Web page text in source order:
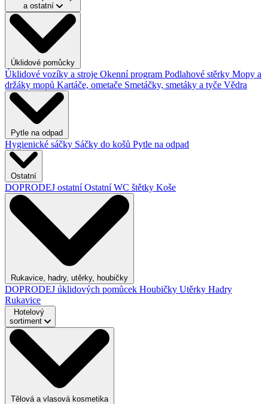
a ostatní
Úklidové pomůcky
Úklidové vozíky a stroje Okenní program Podlahové stěrky Mopy a
držáky mopů Kartáče, ometače Smetáčky, smetáky a tyče Vědra
Pytle na odpad
Hygienické sáčky Sáčky do košů Pytle na odpad
Ostatní
DOPRODEJ ostatníOstatníWC štětky Koše
Rukavice, hadry, utěrky, houbičky
DOPRODEJ úklidových pomůcek Houbičky Utěrky Hadry
Rukavice
Hotelový
sortiment
Tělová a vlasová kosmetika